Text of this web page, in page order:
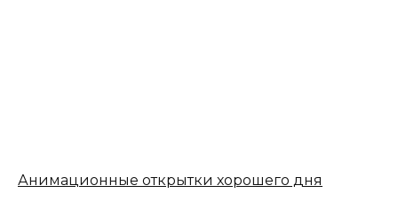
Анимационные открытки хорошего дня